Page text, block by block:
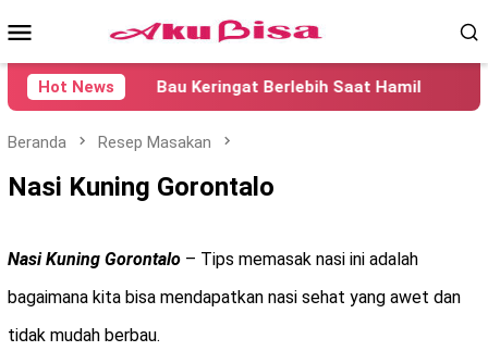
ke
Menu
Mobile
Hot NewsBau Keringat Berlebih Saat Hamil
Beranda Resep Masakan
Nasi Kuning Gorontalo
Nasi Kuning Gorontalo – Tips memasak nasi ini adalah
bagaimana kita bisa mendapatkan nasi sehat yang awet dan
tidak mudah berbau.